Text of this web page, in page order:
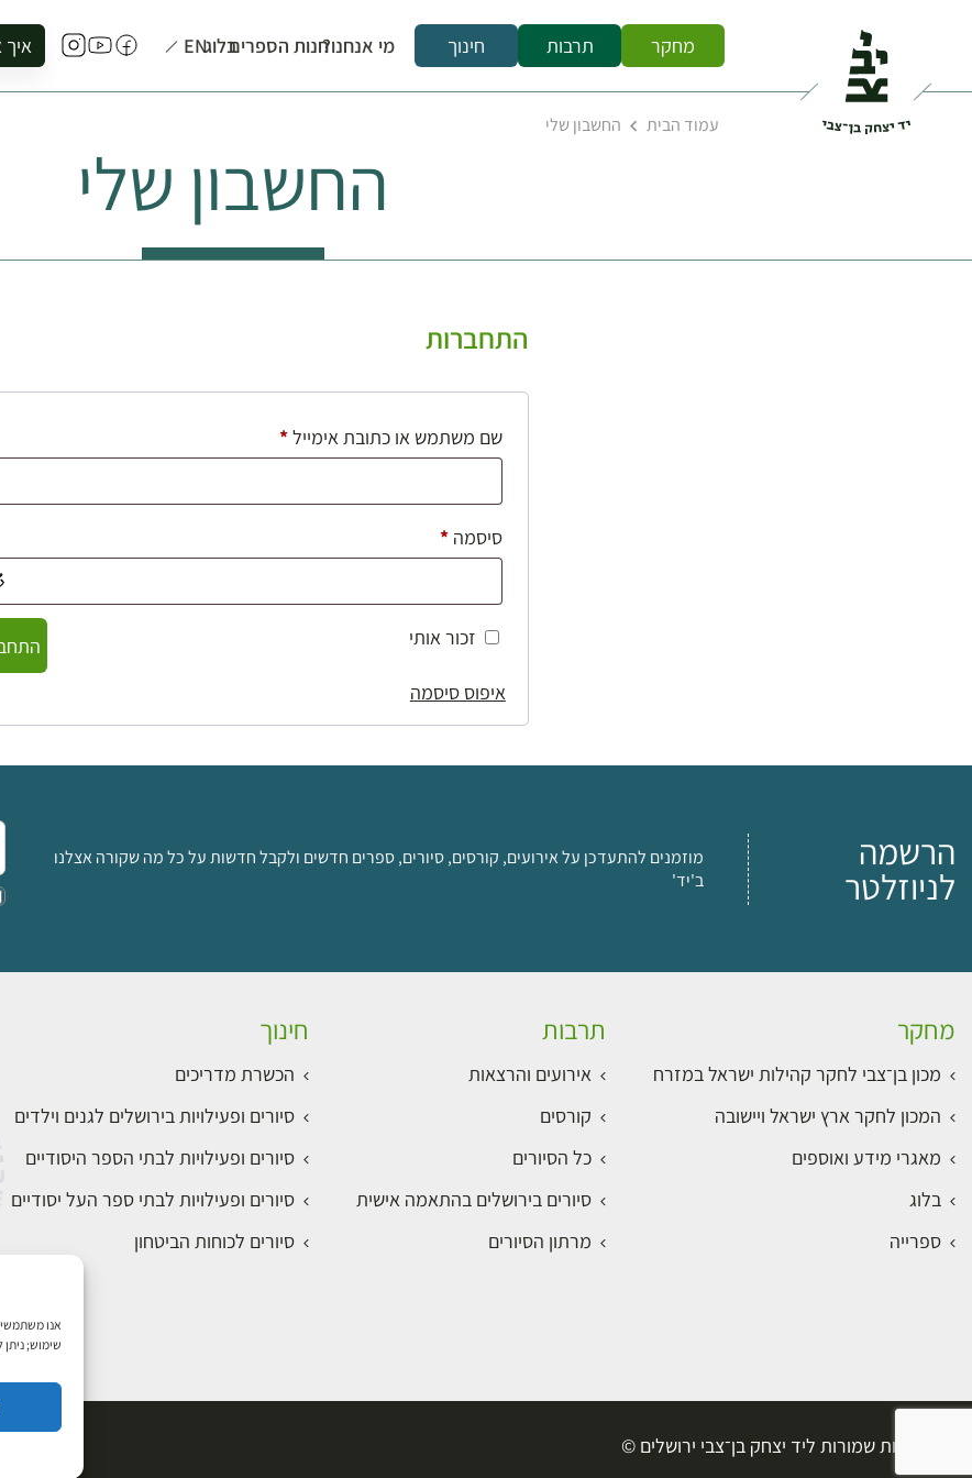
שימוש;
מחקר תרבות חינוך מי אנחנו?חנות הספריםבלוגEN
לתאם
עמוד הבית החשבון שלי
החשבון שלי
התחברות
שם משתמש או כתובת אימייל*חובה
סיסמה*חובה
זכור אותי
איפוס סיסמה
הרשמה
לניוזלטר
מוזמנים להתעדכן על אירועים, קורסים, סיורים, ספרים חדשים ולקבל חדשות על כל מה שקורה אצלנו
ב'יד'
מחקר
מכון בן־צבי לחקר קהילות ישראל במזרח
המכון לחקר ארץ ישראל ויישובה
מאגרי מידע ואוספים
בלוג
ספרייה
תרבות
אירועים והרצאות
קורסים
כל הסיורים
סיורים בירושלים בהתאמה אישית
מרתון הסיורים
חינוך
הכשרת מדריכים
סיורים ופעילויות בירושלים לגנים וילדים
סיורים ופעילויות לבתי הספר היסודיים
סיורים ופעילויות לבתי ספר העל יסודיים
סיורים לכוחות הביטחון
כל הזכויות שמורות ליד יצחק בן־צבי ירושלים ©